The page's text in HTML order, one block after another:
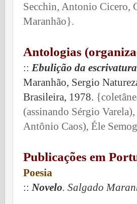
Secchin, Antonio Cicero,
Maranhão}.
Antologias
:: Ebulição da
Maranhão, Sergio
Brasileira, 1978.
(assinando Sérgio
Antônio Caos), Éle
Publicações em
Poesia
:: Novelo. Salgado